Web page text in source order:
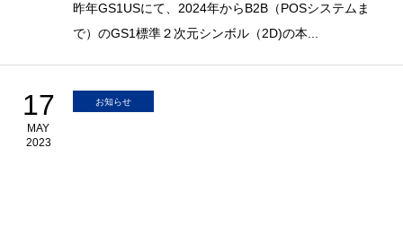
昨年GS1USにて、2024年からB2B（POSシステムま
で）のGS1標準２次元シンボル（2D)の本...
17
MAY
2023
お知らせ